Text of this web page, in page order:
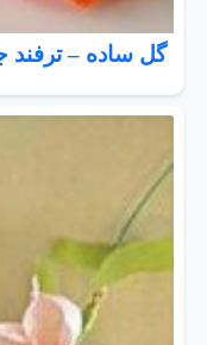
گل ساده – ترفند